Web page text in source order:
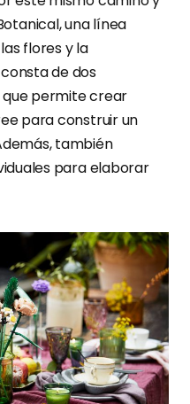
una línea
flores y la
de dos
que permite crear
para construir un
también
para elaborar